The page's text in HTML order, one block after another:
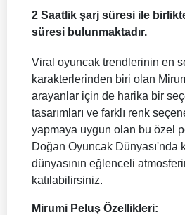
2 Saatlik şarj süresi ile
süresi bulunmaktadır.
Viral oyuncak trendlerinin en
karakterlerinden biri olan
arayanlar için de harika bir
tasarımları ve farklı renk
yapmaya uygun olan bu özel
Doğan Oyuncak Dünyası'nda
dünyasının eğlenceli
katılabilirsiniz.
Mirumi Peluş Özellikleri: